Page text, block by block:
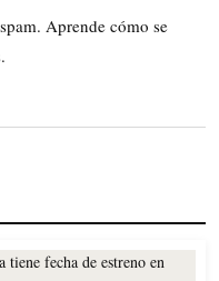
Aprende cómo se